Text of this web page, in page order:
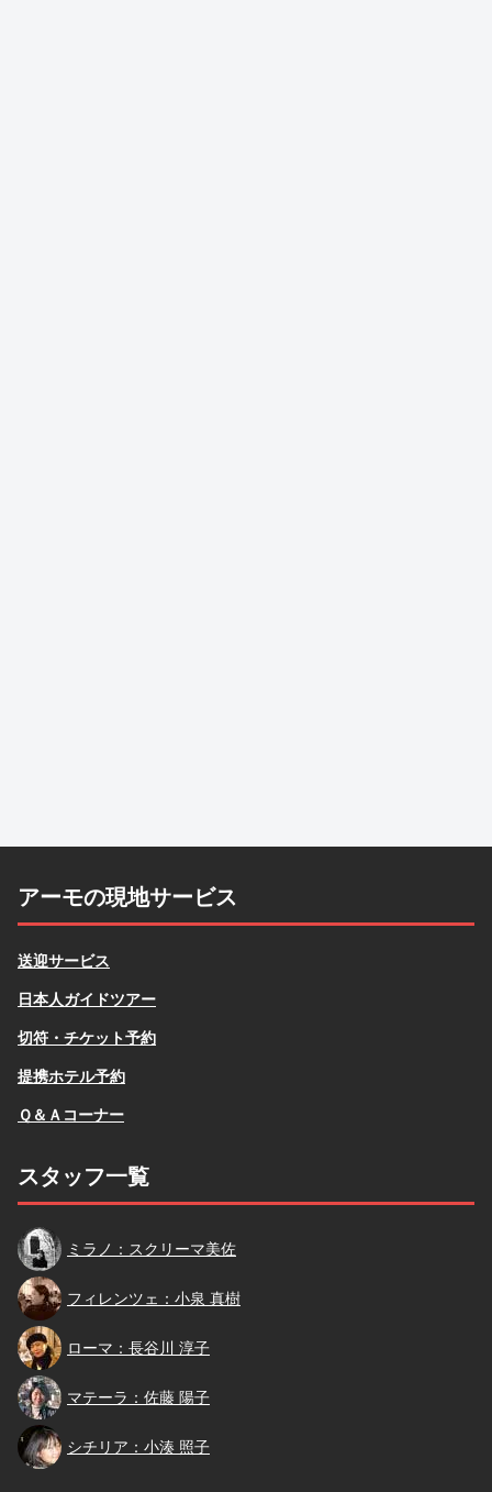
アーモの現地サービス
送迎サービス
日本人ガイドツアー
切符・チケット予約
提携ホテル予約
Ｑ＆Ａコーナー
スタッフ一覧
スクリーマ
ミラノ：スクリーマ美佐
小泉
フィレンツェ：小泉 真樹
長谷川
ローマ：長谷川 淳子
佐藤
マテーラ：佐藤 陽子
小湊
シチリア：小湊 照子